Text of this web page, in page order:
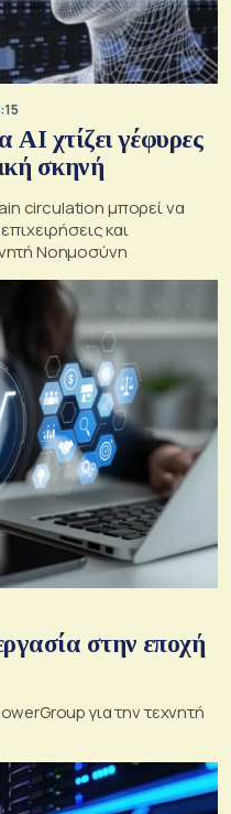
AI χτίζει γέφυρες
σκηνή
circulation μπορεί να
και
Νοημοσύνη
στην εποχή
για την τεχνητή